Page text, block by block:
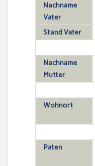
Nachname
Vater
Stand Vater
Nachname
Mutter
Wohnort
Paten